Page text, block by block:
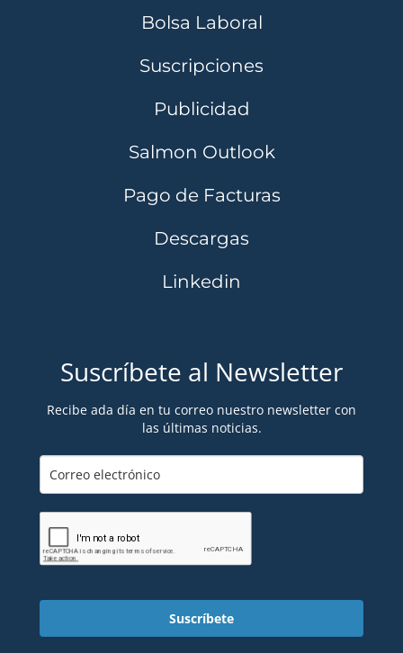
Bolsa Laboral
Suscripciones
Publicidad
Salmon Outlook
Pago de Facturas
Descargas
Linkedin
Suscríbete al Newsletter
Recibe ada día en tu correo nuestro newsletter con
las últimas noticias.
Suscríbete